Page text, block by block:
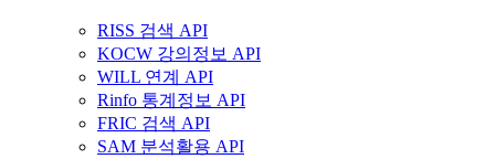
RISS 검색 API
KOCW 강의정보 API
WILL 연계 API
Rinfo 통계정보 API
FRIC 검색 API
SAM 분석활용 API